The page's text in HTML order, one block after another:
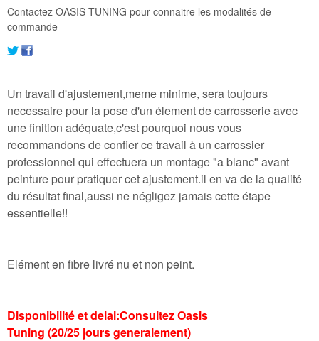
Contactez OASIS TUNING pour connaitre les modalités de
commande
Un travail d'ajustement,meme minime, sera toujours
necessaire pour la pose d'un élement de carrosserie avec
une finition adéquate,c'est pourquoi nous vous
recommandons de confier ce travail à un carrossier
professionnel qui effectuera un montage "a blanc" avant
peinture pour pratiquer cet ajustement.il en va de la qualité
du résultat final,aussi ne négligez jamais cette étape
essentielle!!
Elément en fibre livré nu et non peint.
Disponibilité et delai:Consultez Oasis
Tuning (20/25 jours generalement)